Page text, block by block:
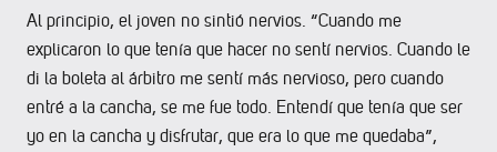
Al principio, el joven no sintió nervios. “Cuando me
explicaron lo que tenía que hacer no sentí nervios. Cuando le
di la boleta al árbitro me sentí más nervioso, pero cuando
entré a la cancha, se me fue todo. Entendí que tenía que ser
yo en la cancha y disfrutar, que era lo que me quedaba”,